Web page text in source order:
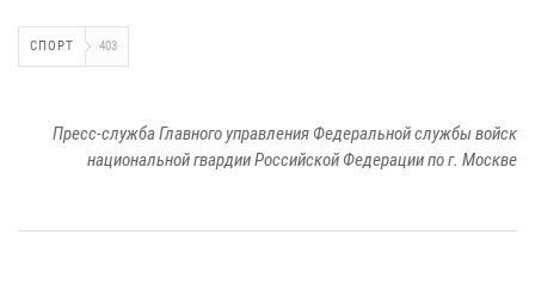
СПОРТ 403
Пресс-служба Главного управления Федеральной службы войск
национальной гвардии Российской Федерации по г. Москве